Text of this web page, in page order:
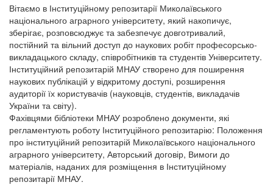
Вітаємо в Інституційному репозитарії Миколаївського
національного аграрного університету, який накопичує,
зберігає, розповсюджує та забезпечує довготривалий,
постійний та вільний доступ до наукових робіт професорсько-
викладацького складу, співробітників та студентів Університету.
Інституційний репозитарій МНАУ створено для поширення
наукових публікацій у відкритому доступі, розширення
аудиторії їх користувачів (науковців, студентів, викладачів
України та світу).
Фахівцями бібліотеки МНАУ розроблено документи, які
регламентують роботу Інституційного репозитарію: Положення
про інституційний репозитарій Миколаївського національного
аграрного університету, Авторський договір, Вимоги до
матеріалів, наданих для розміщення в Інституційному
репозитарії МНАУ.